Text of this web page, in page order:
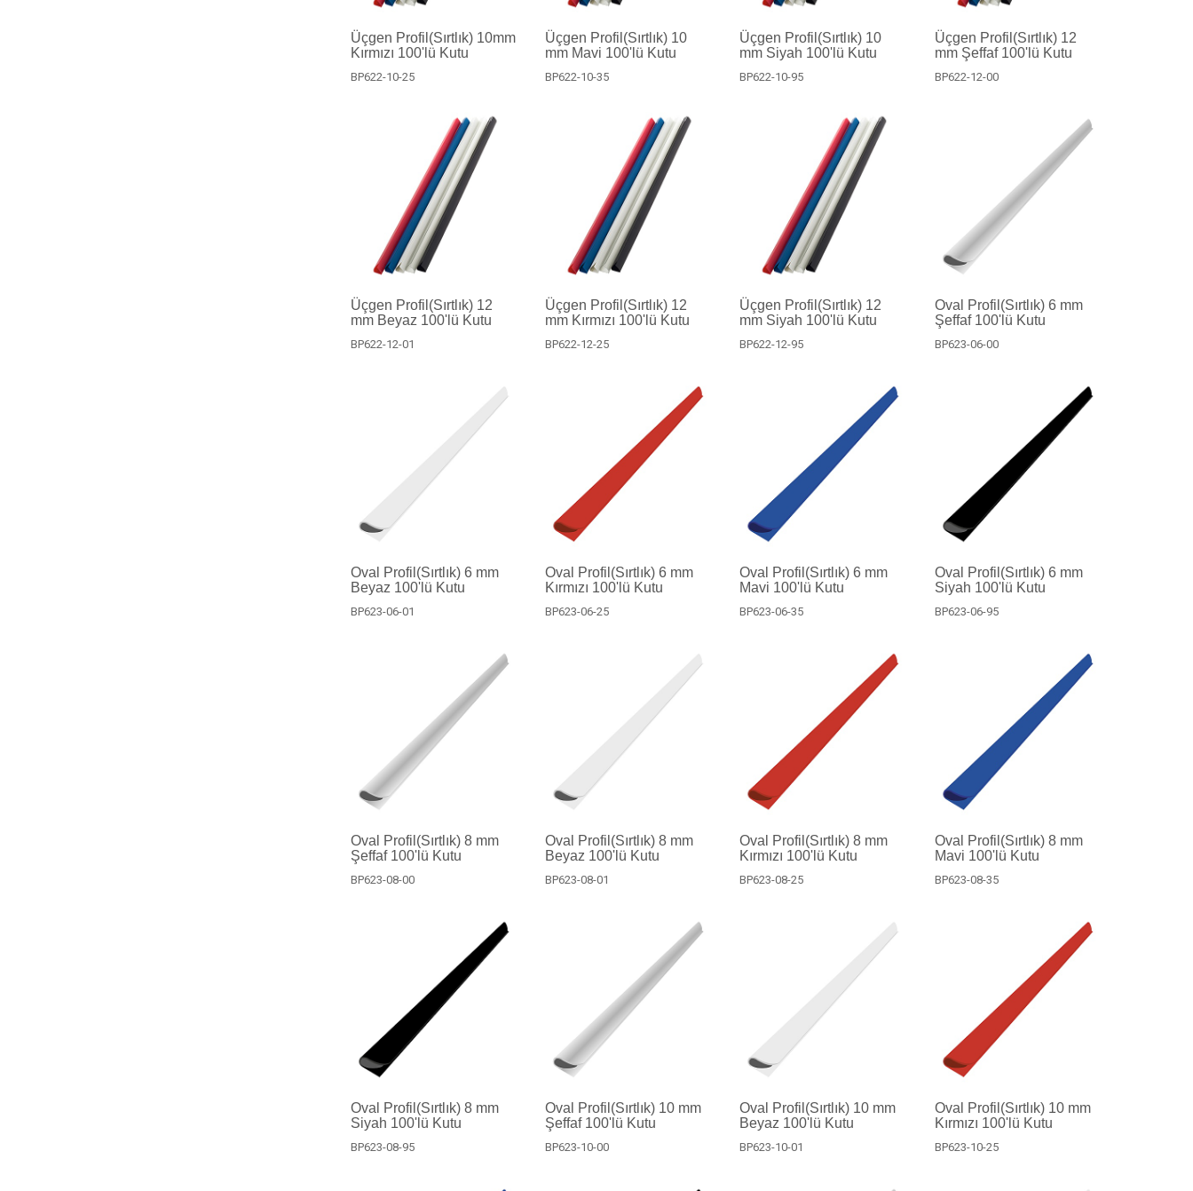
Üçgen Profil(Sırtlık) 10mm
Kırmızı 100'lü Kutu
BP622-10-25
Üçgen Profil(Sırtlık) 10
mm Mavi 100'lü Kutu
BP622-10-35
Üçgen Profil(Sırtlık) 10
mm Siyah 100'lü Kutu
BP622-10-95
Üçgen Profil(Sırtlık) 12
mm Şeffaf 100'lü Kutu
BP622-12-00
Üçgen Profil(Sırtlık) 12
mm Beyaz 100'lü Kutu
BP622-12-01
Üçgen Profil(Sırtlık) 12
mm Kırmızı 100'lü Kutu
BP622-12-25
Üçgen Profil(Sırtlık) 12
mm Siyah 100'lü Kutu
BP622-12-95
Oval Profil(Sırtlık) 6 mm
Şeffaf 100'lü Kutu
BP623-06-00
Oval Profil(Sırtlık) 6 mm
Beyaz 100'lü Kutu
BP623-06-01
Oval Profil(Sırtlık) 6 mm
Kırmızı 100'lü Kutu
BP623-06-25
Oval Profil(Sırtlık) 6 mm
Mavi 100'lü Kutu
BP623-06-35
Oval Profil(Sırtlık) 6 mm
Siyah 100'lü Kutu
BP623-06-95
Oval Profil(Sırtlık) 8 mm
Şeffaf 100'lü Kutu
BP623-08-00
Oval Profil(Sırtlık) 8 mm
Beyaz 100'lü Kutu
BP623-08-01
Oval Profil(Sırtlık) 8 mm
Kırmızı 100'lü Kutu
BP623-08-25
Oval Profil(Sırtlık) 8 mm
Mavi 100'lü Kutu
BP623-08-35
Oval Profil(Sırtlık) 8 mm
Siyah 100'lü Kutu
BP623-08-95
Oval Profil(Sırtlık) 10 mm
Şeffaf 100'lü Kutu
BP623-10-00
Oval Profil(Sırtlık) 10 mm
Beyaz 100'lü Kutu
BP623-10-01
Oval Profil(Sırtlık) 10 mm
Kırmızı 100'lü Kutu
BP623-10-25